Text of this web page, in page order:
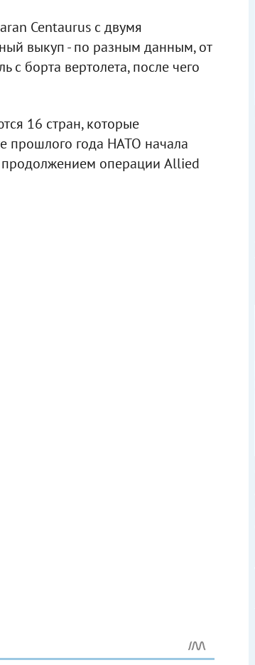
Centaurus с двумя
выкуп - по разным данным, от
борта вертолета, после чего
16 стран, которые
прошлого года НАТО начала
операции Allied